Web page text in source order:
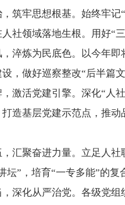
筑牢思想根基。始终牢
社领域落地生根。用好“
淬炼为民底色。以今年
，做好巡察整改“后半篇
激活党建引擎。深化“人
造基层党建示范点，推
汇聚奋进力量。立足人
坛”，培育“一专多能”的
深化从严治党。各级党